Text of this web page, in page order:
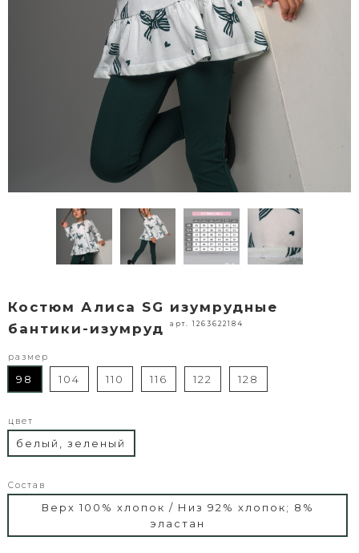
Костюм Алиса SG изумрудные
бантики-изумруд
арт. 1263622184
размер
98 104 110 116 122 128
цвет
белый, зеленый
Состав
Верх 100% хлопок / Низ 92% хлопок; 8%
эластан